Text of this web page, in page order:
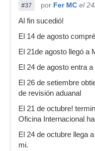
#37 por Fer MC el
Al fin sucedió!
El 14 de agosto
El 21de agosto llegó a
El 24 de agosto entra
El 26 de setiembre
de revisión aduanal
El 21 de octubre!
Oficina Internacional
El 24 de octubre llega
mi.